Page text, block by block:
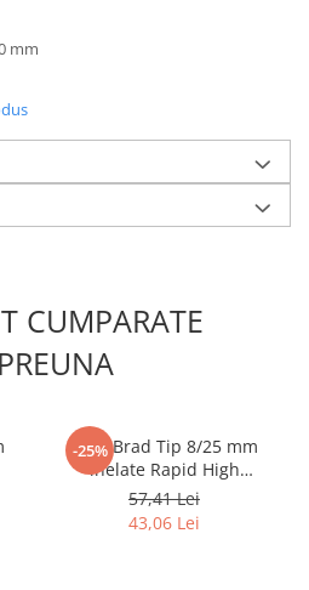
mm
CUMPARATE
-25%
Cuie Brad Tip 8/25 mm
inelate Rapid High
Performance pentru plinte,
lambriu si mobilier, 5000
bucati 40014272
57,41 Lei
43,06 Lei